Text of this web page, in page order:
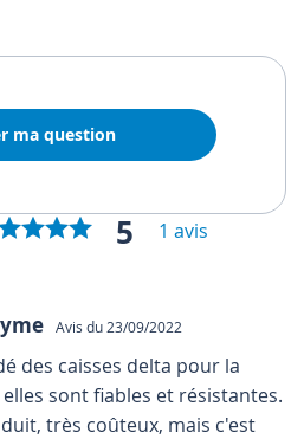
ma question
5 1 avis
Avis du 23/09/2022
des caisses delta pour la
sont fiables et résistantes.
très coûteux, mais c'est